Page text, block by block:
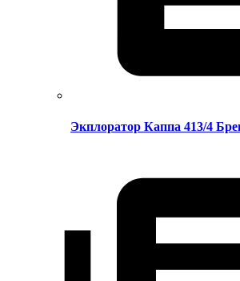
Экплоратор Каппа 413/4